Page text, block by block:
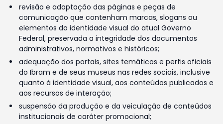
revisão e adaptação das páginas e peças de
comunicação que contenham marcas, slogans ou
elementos da identidade visual do atual Governo
Federal, preservada a integridade dos documentos
administrativos, normativos e históricos;
adequação dos portais, sites temáticos e perfis oficiais
do Ibram e de seus museus nas redes sociais, inclusive
quanto à identidade visual, aos conteúdos publicados e
aos recursos de interação;
suspensão da produção e da veiculação de conteúdos
institucionais de caráter promocional;